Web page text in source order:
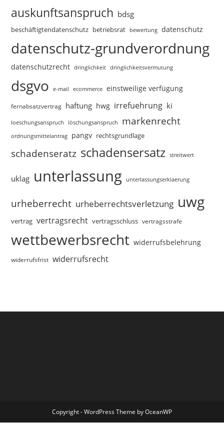
auskunftsanspruch bdsg
beschäftigtendatenschutz betriebsrat bewertung datenschutz
datenschutz-grundverordnung
datenschutzrecht dringlichkeit dringlichkeitsvermutung
dsgvo e-mail ecommerce einstweilige verfügung
fernabsatzvertrag haftung hwg irrefuehrung ki
loeschungsanspruch löschungsanspruch markenrecht
ordnungsmittelantrag pangv rechtsgrundlage
schadenseratz schadensersatz streitwert
uklag unterlassung unterlassungserklaerung
urheberrecht urheberrechtsverletzung uwg
vertrag vertragsrecht vertragsschluss vertragsstrafe
wettbewerbsrecht widerrufsbelehrung
widerrufsfrist widerrufsrecht
Copyright - WordPress Theme by OceanWP